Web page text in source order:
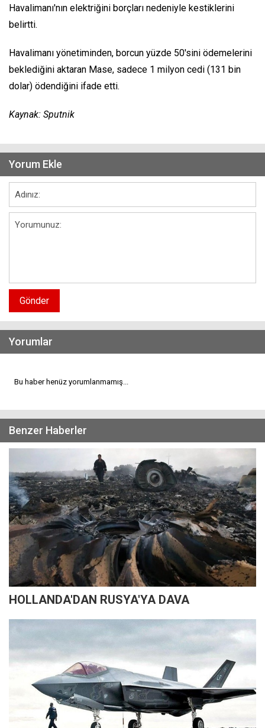
Havalimanı'nın elektriğini borçları nedeniyle kestiklerini
belirtti.
Havalimanı yönetiminden, borcun yüzde 50'sini ödemelerini
beklediğini aktaran Mase, sadece 1 milyon cedi (131 bin
dolar) ödendiğini ifade etti.
Kaynak: Sputnik
Yorum Ekle
Gönder
Yorumlar
Bu haber henüz yorumlanmamış...
Benzer Haberler
HOLLANDA'DAN RUSYA'YA DAVA